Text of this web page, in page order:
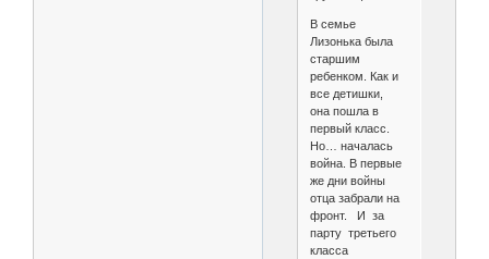
В семье
Лизонька была
старшим
ребенком. Как и
все детишки,
она пошла в
первый класс.
Но… началась
война. В первые
же дни войны
отца забрали на
фронт. И за
парту третьего
класса